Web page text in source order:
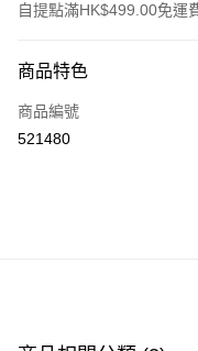
自提點滿HK$499.00免運
信用卡
Apple Pay
商品特色
商品編號
521480